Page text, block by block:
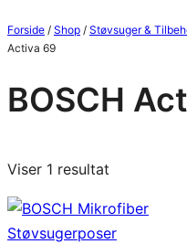
Forside / Shop / Støvsuger &
Activa 69
BOSCH
Viser 1 resultat